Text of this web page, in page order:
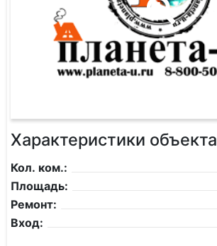
Характеристики объекта
Кол. ком.:
Площадь:
Ремонт:
Вход: